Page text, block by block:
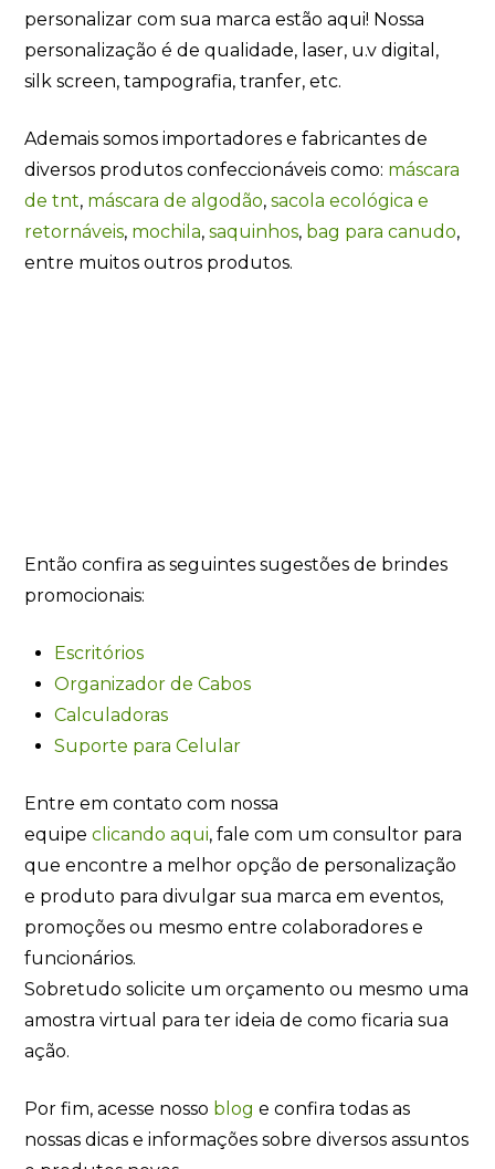
personalizar com sua marca estão aqui! Nossa
personalização é de qualidade, laser, u.v digital,
silk screen, tampografia, tranfer, etc.
Ademais somos importadores e fabricantes de
diversos produtos confeccionáveis como: máscara
de tnt, máscara de algodão,sacola ecológica e
retornáveis, mochila,saquinhos, bag para canudo,
entre muitos outros produtos.
Então confira as seguintes sugestões de brindes
promocionais:
Escritórios
Organizador de Cabos
Calculadoras
Suporte para Celular
Entre em contato com nossa
equipeclicando aqui, fale com um consultor para
que encontre a melhor opção de personalização
e produto para divulgar sua marca em eventos,
promoções ou mesmo entre colaboradores e
funcionários.
Sobretudo solicite um orçamento ou mesmo uma
amostra virtual para ter ideia de como ficaria sua
ação.
Por fim, acesse nosso blog e confira todas as
nossas dicas e informações sobre diversos assuntos